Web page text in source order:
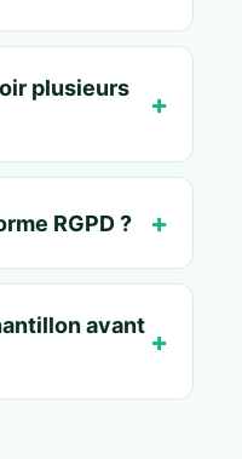
plusieurs
RGPD ?
avant